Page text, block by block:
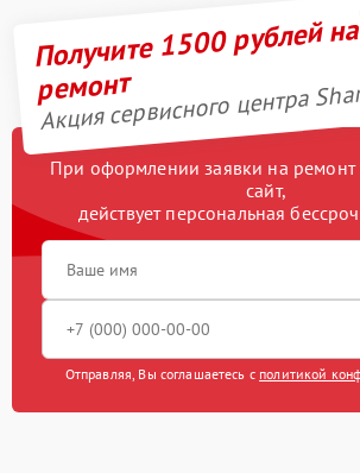
Получите 1500 рублей на
ремонт
Акция сервисного центра
При оформлении заявки на ремонт
сайт,
действует персональная
Отправляя, Вы соглашаетесь с политикой